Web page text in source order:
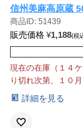
信州美麻高原蔵
商品ID: 51439
販売価格 ¥1,188 税
現在の在庫（１４
り切れ次第、１０
詳細を見る